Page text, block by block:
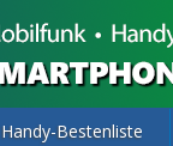
Handy-Bestenliste